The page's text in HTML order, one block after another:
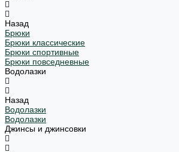
Назад
Брюки
Брюки классические
Брюки спортивные
Брюки повседневные
Водолазки
Назад
Водолазки
Водолазки
Джинсы и джинсовки